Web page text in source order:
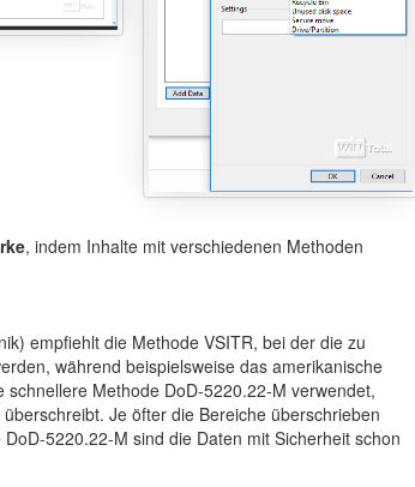
, indem Inhalte mit verschiedenen Methoden
empfiehlt die Methode VSITR, bei der die zu
während beispielsweise das amerikanische
Methode DoD-5220.22-M verwendet,
Je öfter die Bereiche überschrieben
5220.22-M sind die Daten mit Sicherheit schon